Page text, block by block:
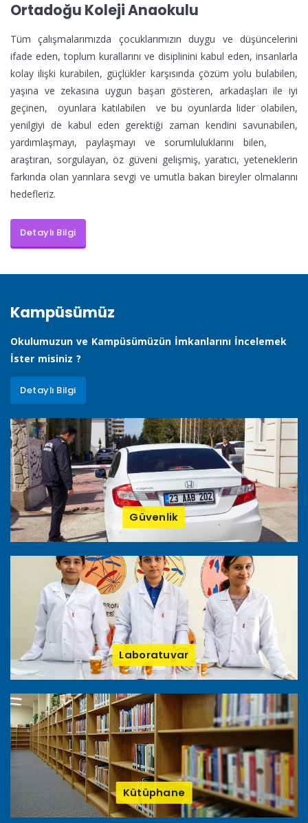
Ortadoğu Koleji Anaokulu
Tüm çalışmalarımızda çocuklarımızın duygu ve düşüncelerini
ifade eden, toplum kurallarını ve disiplinini kabul eden, insanlarla
kolay ilişki kurabilen, güçlükler karşısında çözüm yolu bulabilen,
yaşına ve zekasına uygun başarı gösteren, arkadaşları ile iyi
geçinen, oyunlara katılabilen ve bu oyunlarda lider olabilen,
yenilgiyi de kabul eden gerektiği zaman kendini savunabilen,
yardımlaşmayı, paylaşmayı ve sorumluluklarını bilen,
araştıran, sorgulayan, öz güveni gelişmiş, yaratıcı, yeteneklerin
farkında olan yarınlara sevgi ve umutla bakan bireyler olmalarını
hedefleriz.
Detaylı Bilgi
Kampüsümüz
Okulumuzun ve Kampüsümüzün İmkanlarını İncelemek
İster misiniz ?
Detaylı Bilgi
Güvenlik
Laboratuvar
Kütüphane